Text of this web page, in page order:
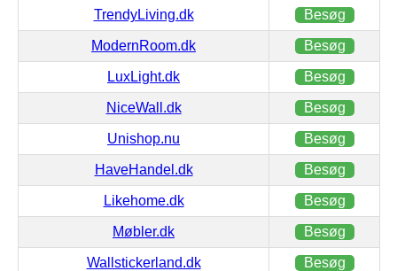
TrendyLiving.dk Besøg
ModernRoom.dk Besøg
LuxLight.dk Besøg
NiceWall.dk Besøg
Unishop.nu Besøg
HaveHandel.dk Besøg
Likehome.dk Besøg
Møbler.dk Besøg
Wallstickerland.dk Besøg